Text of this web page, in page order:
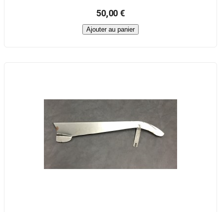
50,00 €
Ajouter au panier